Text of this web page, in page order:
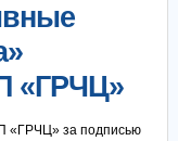
«ГРЧЦ»
«ГРЧЦ» за подписью